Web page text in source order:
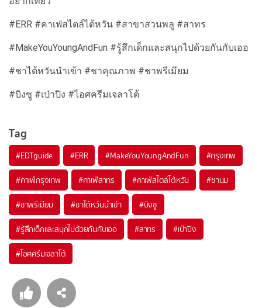
#ERR #คาเฟ่สไตล์ไต้หวัน #สาขาสวนพลู #สาทร
#MakeYouYoungAndFun #รู้สึกเด็กและสนุกไปด้วยกันกับเออ
#ชาไต้หวันนำเข้า #ชาคุณภาพ #ชาพรีเมียม
#บิงซู #เป่าปิง #ไอศครีมเจลาโต้
Tag
#EDTguide #ERR #MakeYouYoungAndFun #กรุงเทพ
#คาเฟ่กรุงเทพ #คาเฟ่สาทร #คาเฟ่สไตล์ไต้หวัน #ชานม
#ชาพรีเมียม #ชาไต้หวันนำเข้า #บิงซู
#รู้สึกเด็กและสนุกไปด้วยกันกับเออ #สาทร #เป่าปิง
#ไอศครีมเจลาโต้